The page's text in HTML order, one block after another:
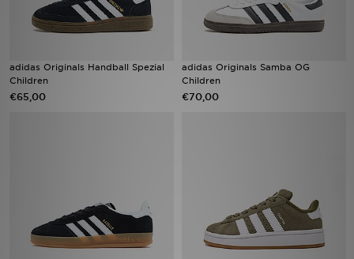
adidas Originals Handball Spezial
Children
€65,00
adidas Originals Samba OG
Children
€70,00